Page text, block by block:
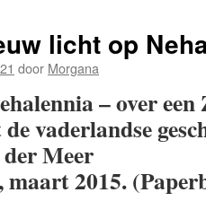
licht op
door Morgana
– over een
vaderlandse
Meer
maart 2015.